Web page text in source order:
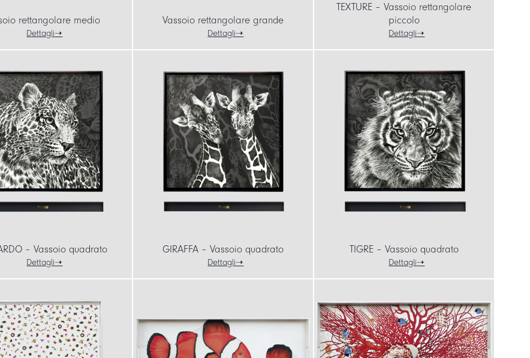
rettangolare medio
Dettagli
Vassoio rettangolare grande
Dettagli
TEXTURE – Vassoio rettangolare
piccolo
Dettagli
– Vassoio quadrato
Dettagli
GIRAFFA – Vassoio quadrato
Dettagli
TIGRE – Vassoio quadrato
Dettagli